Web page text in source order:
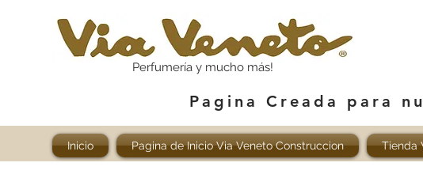
Perfumería y mucho más!
Pagina Creada para
Inicio Pagina de Inicio Via Veneto Construccion Tienda